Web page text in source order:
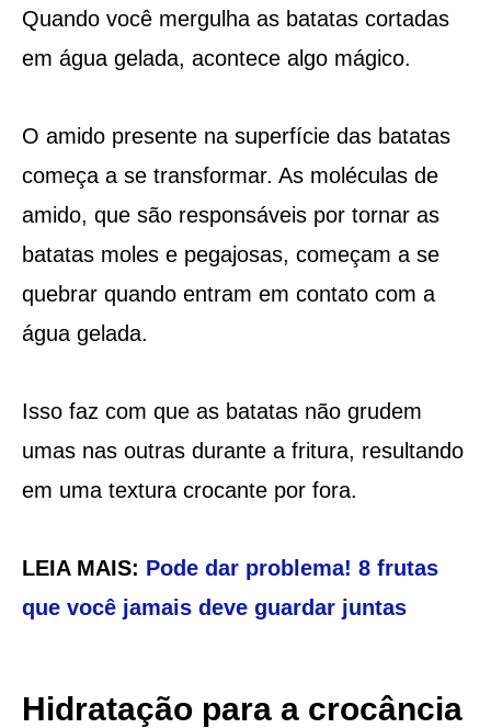
Quando você mergulha as batatas cortadas
em água gelada, acontece algo mágico.
O amido presente na superfície das batatas
começa a se transformar. As moléculas de
amido, que são responsáveis por tornar as
batatas moles e pegajosas, começam a se
quebrar quando entram em contato com a
água gelada.
Isso faz com que as batatas não grudem
umas nas outras durante a fritura, resultando
em uma textura crocante por fora.
LEIA MAIS: Pode dar problema! 8 frutas
que você jamais deve guardar juntas
Hidratação para a crocância